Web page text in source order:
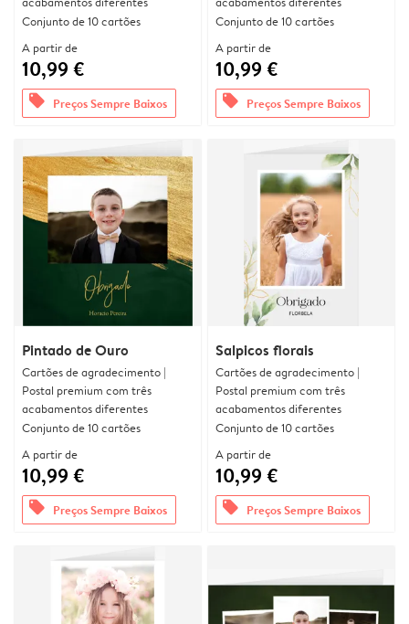
Conjunto de 10 cartões
A partir de
10,99 €
offers Preços Sempre Baixos
Conjunto de 10 cartões
A partir de
10,99 €
offers Preços Sempre Baixos
Pintado de Ouro
Cartões de agradecimento |
Postal premium com três
acabamentos diferentes
Conjunto de 10 cartões
A partir de
10,99 €
offers Preços Sempre Baixos
Salpicos florais
Cartões de agradecimento |
Postal premium com três
acabamentos diferentes
Conjunto de 10 cartões
A partir de
10,99 €
offers Preços Sempre Baixos